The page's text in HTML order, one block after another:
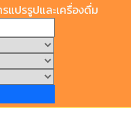
รแปรรูปและเครื่องดื่ม